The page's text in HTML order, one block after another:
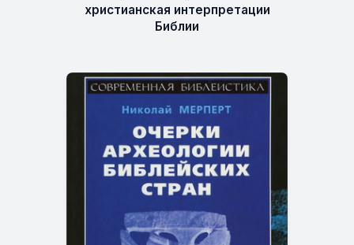
христианская интерпретации
Библии